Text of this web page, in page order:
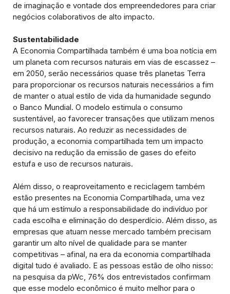
de imaginação e vontade dos empreendedores para criar
negócios colaborativos de alto impacto.
Sustentabilidade
A Economia Compartilhada também é uma boa notícia em
um planeta com recursos naturais em vias de escassez –
em 2050, serão necessários quase três planetas Terra
para proporcionar os recursos naturais necessários a fim
de manter o atual estilo de vida da humanidade segundo
o Banco Mundial. O modelo estimula o consumo
sustentável, ao favorecer transações que utilizam menos
recursos naturais. Ao reduzir as necessidades de
produção, a economia compartilhada tem um impacto
decisivo na redução da emissão de gases do efeito
estufa e uso de recursos naturais.
Além disso, o reaproveitamento e reciclagem também
estão presentes na Economia Compartilhada, uma vez
que há um estímulo a responsabilidade do indivíduo por
cada escolha e eliminação do desperdício. Além disso, as
empresas que atuam nesse mercado também precisam
garantir um alto nível de qualidade para se manter
competitivas – afinal, na era da economia compartilhada
digital tudo é avaliado. E as pessoas estão de olho nisso:
na pesquisa da pWc, 76% dos entrevistados confirmam
que esse modelo econômico é muito melhor para o